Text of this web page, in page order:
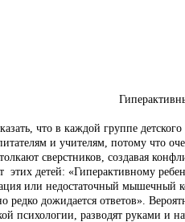
что в каждой группе
и учителям, потому что
сверстников, создавая
детей: «Гиперактивному
или недостаточный
редко дожидается ответов».
психологии, разводят руками